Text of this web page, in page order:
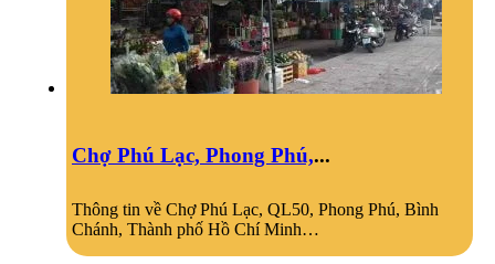
Chợ Phú Lạc, Phong Phú,...
Thông tin về Chợ Phú Lạc, QL50, Phong Phú, Bình
Chánh, Thành phố Hồ Chí Minh…